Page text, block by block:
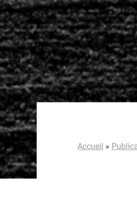
Accueil »